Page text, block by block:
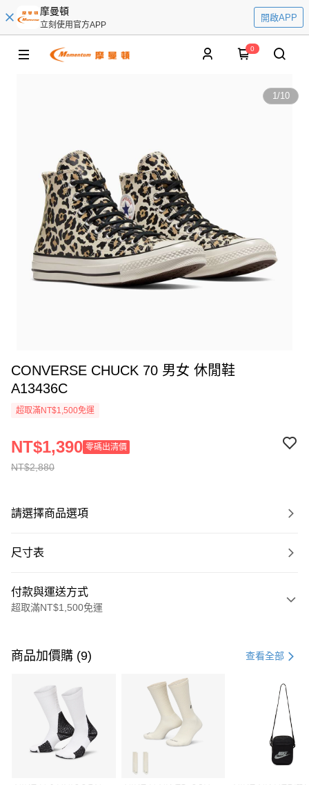
摩曼頓
立刻使用官方APP
開啟APP
0
1/10
CONVERSE CHUCK 70 男女 休閒鞋
A13436C
超取滿NT$1,500免運
NT$2,880
NT$1,390 零碼出清價
請選擇商品選項
尺寸表
付款與運送方式
超取滿NT$1,500免運
信用卡一次付款
3 期 0 利率 每期 21家銀行
合作金庫商業銀行
第一商業銀行
華南商業銀行
彰化商業銀行
上海商業儲蓄銀行
Apple Pay
商品加價購 (9) 查看全部